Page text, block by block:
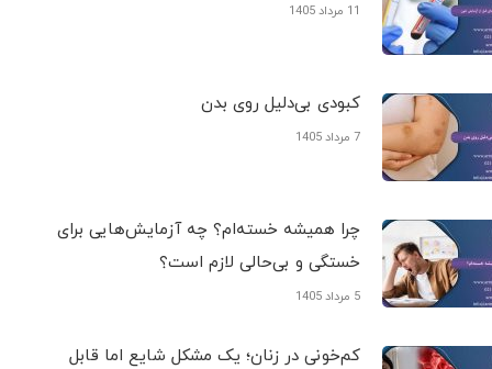
11 مرداد 1405
کبودی‌ بی‌دلیل روی بدن
7 مرداد 1405
چرا همیشه خسته‌ام؟ چه آزمایش‌هایی برای
خستگی و بی‌حالی لازم است؟
5 مرداد 1405
کم‌خونی در زنان؛ یک مشکل شایع اما قابل